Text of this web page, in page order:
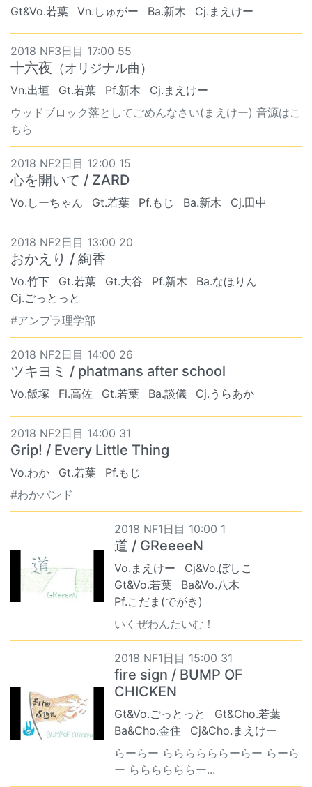
Gt&Vo.若葉 Vn.しゅがー Ba.新木 Cj.まえけー
2018 NF3日目 17:00 55
十六夜 （オリジナル曲）
Vn.出垣 Gt.若葉 Pf.新木
Cj.まえけー
ウッドブロック落としてごめんなさい(まえけー) 音源はこ
ちら
2018 NF2日目 12:00 15
心を開いて / ZARD
Vo.しーちゃん Gt.若葉 Pf.もじ Ba.新木 Cj.田中
2018 NF2日目 13:00 20
おかえり / 絢香
Vo.竹下 Gt.若葉 Gt.大谷 Pf.新木
Ba.なほりん
Cj.ごっとっと
#アンプラ理学部
2018 NF2日目 14:00 26
ツキヨミ / phatmans after school
Vo.飯塚 Fl.高佐 Gt.若葉 Ba.談儀 Cj.うらあか
2018 NF2日目 14:00 31
Grip! / Every Little Thing
Vo.わか Gt.若葉
Pf.もじ
#わかバンド
2018 NF1日目 10:00 1
道 / GReeeeN
Vo.まえけー
Cj&Vo.ぼしこ
Gt&Vo.若葉
Ba&Vo.八木
Pf.こだま(でがき)
いくぜわんたいむ！
2018 NF1日目 15:00 31
fire sign / BUMP OF
CHICKEN
Gt&Vo.ごっとっと
Gt&Cho.若葉
Ba&Cho.金住
Cj&Cho.まえけー
らーらー ららららららーらー らーら
ー ららららららー...